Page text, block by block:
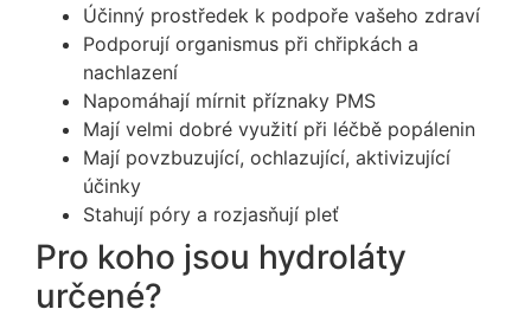
Účinný prostředek k podpoře vašeho zdraví
Podporují organismus při chřipkách a
nachlazení
Napomáhají mírnit příznaky PMS
Mají velmi dobré využití při léčbě popálenin
Mají povzbuzující, ochlazující, aktivizující
účinky
Stahují póry a rozjasňují pleť
Pro koho jsou hydroláty
určené?